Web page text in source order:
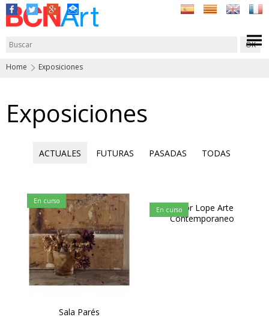
Home Exposiciones
Exposiciones
ACTUALES FUTURAS PASADAS TODAS
En curso
Sala Parés
En cursoVictor Lope Arte
Contemporaneo